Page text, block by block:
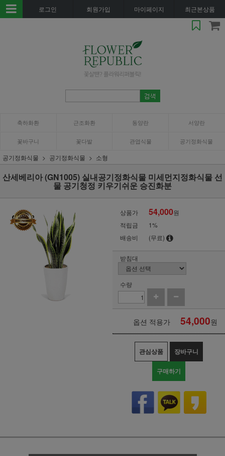
로그인 회원가입 마이페이지 최근본상품
축하화환 근조화환 동양란 서양란
꽃바구니 꽃다발 관엽식물 공기정화식물
공기정화식물 공기정화식물 소형
산세베리아 (GN1005) 실내공기정화식물 미세먼지정화식물 선
물 공기청정 키우기쉬운 승진화분
상품가 54,000원
적립금
1%
배송비
(무료)
받침대
수량
옵션 적용가 54,000원
관심상품 장바구니
구매하기